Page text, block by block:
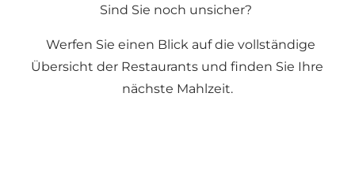
Sind Sie noch unsicher?
Werfen Sie einen Blick auf die vollständige
Übersicht der Restaurants und finden Sie Ihre
nächste Mahlzeit.